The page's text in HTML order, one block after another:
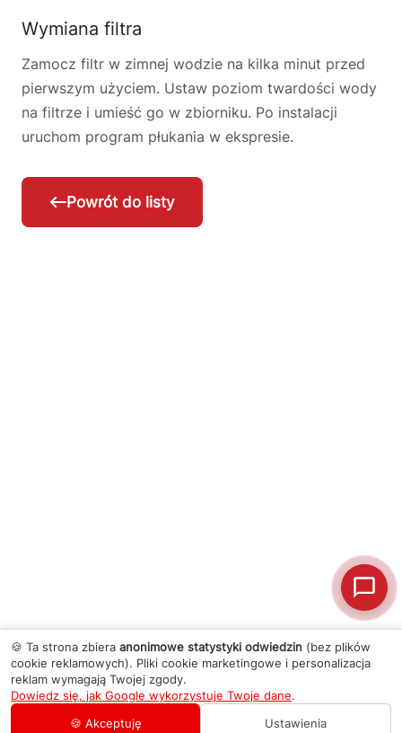
Wymiana filtra
Zamocz filtr w zimnej wodzie na kilka minut przed
pierwszym użyciem. Ustaw poziom twardości wody
na filtrze i umieść go w zbiorniku. Po instalacji
uruchom program płukania w ekspresie.
Powrót do listy
🍪 Ta strona zbiera anonimowe statystyki odwiedzin (bez plików
cookie reklamowych). Pliki cookie marketingowe i personalizacja
reklam wymagają Twojej zgody.
Dowiedz się, jak Google wykorzystuje Twoje dane.
🍪 Akceptuję
Ustawienia